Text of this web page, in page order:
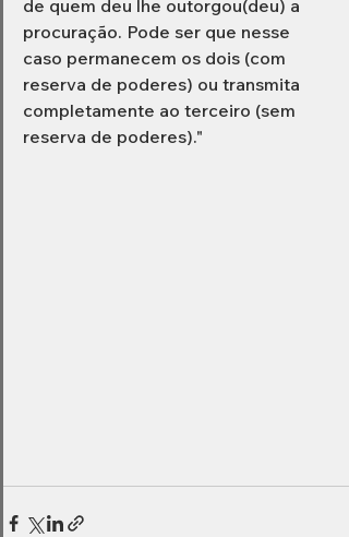
de quem deu lhe outorgou(deu) a
procuração. Pode ser que nesse
caso permanecem os dois (com
reserva de poderes) ou transmita
completamente ao terceiro (sem
reserva de poderes)."